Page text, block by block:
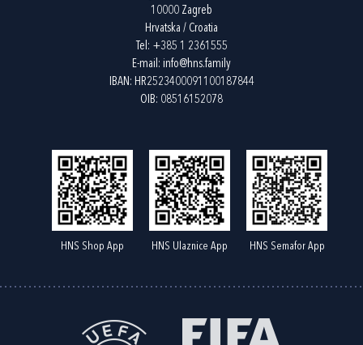
10000 Zagreb
Hrvatska / Croatia
Tel: +385 1 2361555
E-mail: info@hns.family
IBAN: HR2523400091100187844
OIB: 08516152078
HNS Shop App HNS Ulaznice App HNS Semafor App